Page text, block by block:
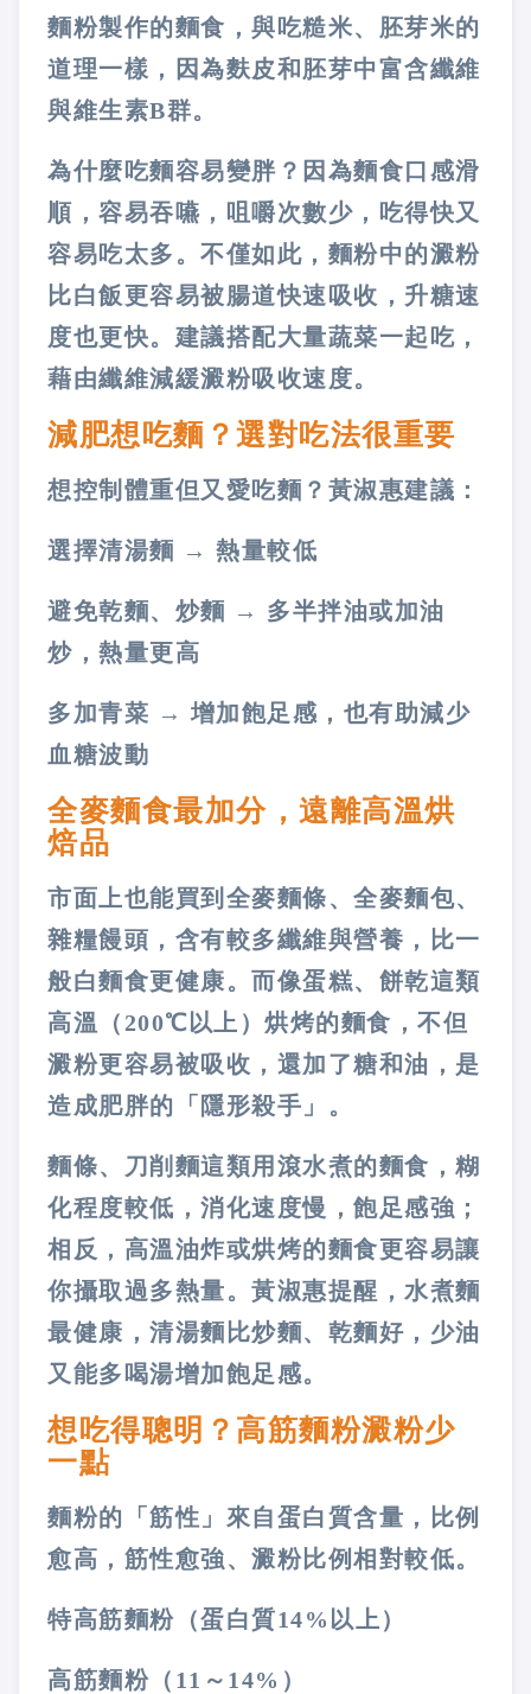
麵粉製作的麵食，與吃糙米、胚芽米的
道理一樣，因為麩皮和胚芽中富含纖維
與維生素B群。
為什麼吃麵容易變胖？因為麵食口感滑
順，容易吞嚥，咀嚼次數少，吃得快又
容易吃太多。不僅如此，麵粉中的澱粉
比白飯更容易被腸道快速吸收，升糖速
度也更快。建議搭配大量蔬菜一起吃，
藉由纖維減緩澱粉吸收速度。
減肥想吃麵？選對吃法很重要
想控制體重但又愛吃麵？黃淑惠建議：
選擇清湯麵 → 熱量較低
避免乾麵、炒麵 → 多半拌油或加油
炒，熱量更高
多加青菜 → 增加飽足感，也有助減少
血糖波動
全麥麵食最加分，遠離高溫烘
焙品
市面上也能買到全麥麵條、全麥麵包、
雜糧饅頭，含有較多纖維與營養，比一
般白麵食更健康。而像蛋糕、餅乾這類
高溫（200℃以上）烘烤的麵食，不但
澱粉更容易被吸收，還加了糖和油，是
造成肥胖的「隱形殺手」。
麵條、刀削麵這類用滾水煮的麵食，糊
化程度較低，消化速度慢，飽足感強；
相反，高溫油炸或烘烤的麵食更容易讓
你攝取過多熱量。黃淑惠提醒，水煮麵
最健康，清湯麵比炒麵、乾麵好，少油
又能多喝湯增加飽足感。
想吃得聰明？高筋麵粉澱粉少
一點
麵粉的「筋性」來自蛋白質含量，比例
愈高，筋性愈強、澱粉比例相對較低。
特高筋麵粉（蛋白質14%以上）
高筋麵粉（11～14%）